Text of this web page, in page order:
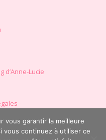
d’Anne-Lucie
-
vous garantir la meilleure
vous continuez à utiliser ce